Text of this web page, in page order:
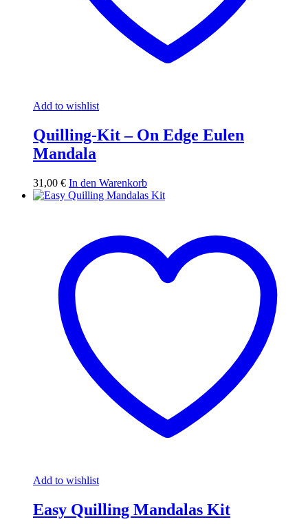
Add to wishlist
Quilling-Kit – On Edge Eulen
Mandala
31,00 € In den Warenkorb
Add to wishlist
Easy Quilling Mandalas Kit